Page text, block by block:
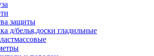
защиты
д/белья,доски гладильные